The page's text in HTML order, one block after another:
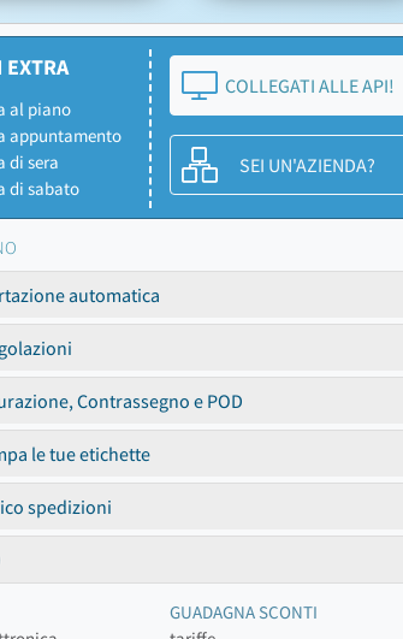
EXTRA
al piano
appuntamento
di sera
di sabato
COLLEGATI ALLE API!
SEI UN'AZIENDA?
automatica
Contrassegno e POD
le tue etichette
spedizioni
GUADAGNA SCONTI